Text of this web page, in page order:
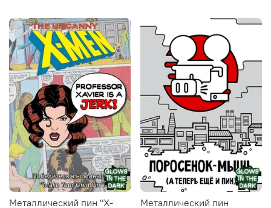
Металлический пин "X-
Металлический пин